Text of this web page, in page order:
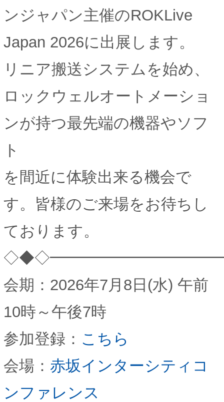
ンジャパン主催のROKLive
Japan 2026に出展します。
リニア搬送システムを始め、
ロックウェルオートメーショ
ンが持つ最先端の機器やソフ
ト
を間近に体験出来る機会で
す。皆様のご来場をお待ちし
ております。
会期：2026年7月8日(水) 午前
10時～午後7時
参加登録： こちら
会場： 赤坂インターシティコ
ンファレンス